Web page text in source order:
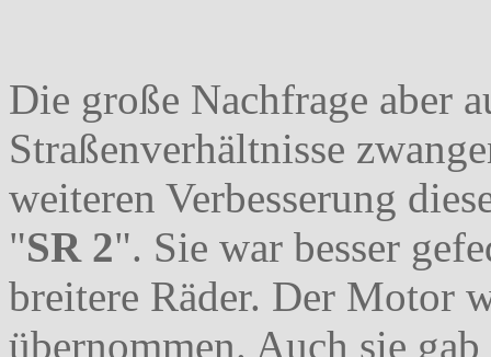
Die große Nachfrage aber
Straßenverhältnisse
weiteren Verbesserung
"SR 2". Sie war besser
breitere Räder. Der Motor
übernommen. Auch sie